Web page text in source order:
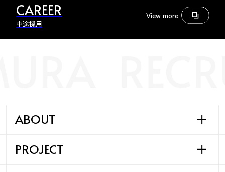
CAREER
中途採用
View more
ABOUT
SAWAMURAの事業
PROJECT